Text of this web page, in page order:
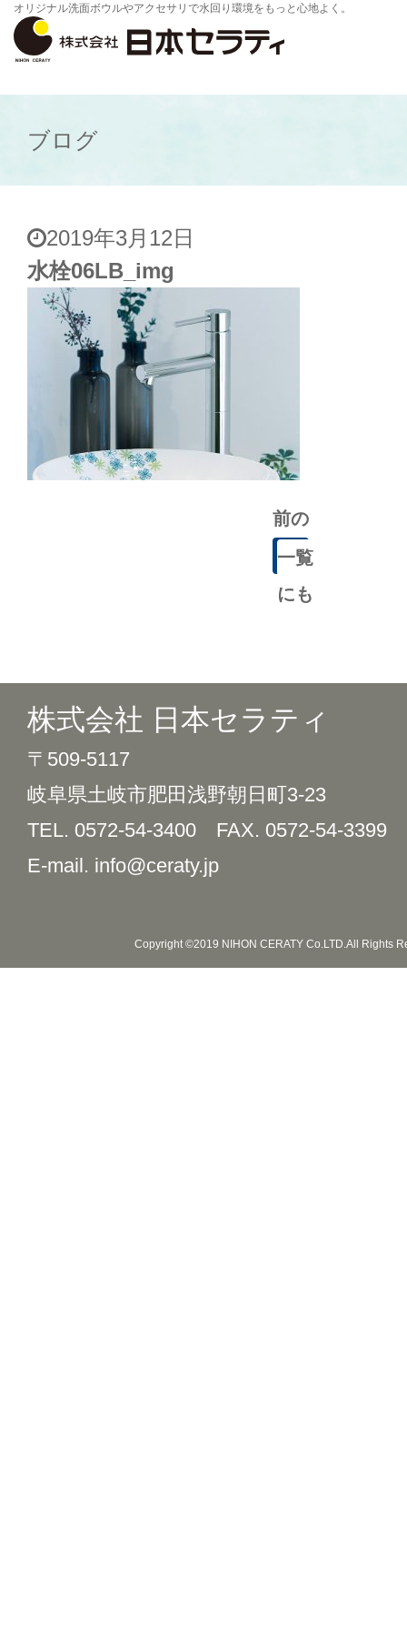
オリジナル洗面ボウルやアクセサリで水回り環境をもっと心地よく。
ブログ
2019年3月12日
水栓06LB_img
前の
記事
一覧
にも
株式会社 日本セラティ
〒509-5117
岐阜県土岐市肥田浅野朝日町3-23
TEL. 0572-54-3400 FAX. 0572-54-3399
E-mail. info@ceraty.jp
Copyright ©2019 NIHON CERATY Co.LTD.All Rights